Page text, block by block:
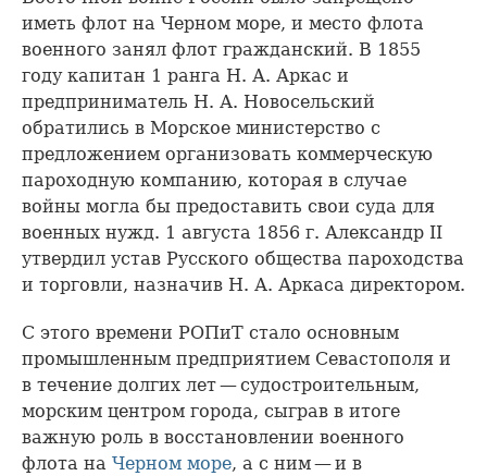
иметь флот на Черном море, и место флота
военного занял флот гражданский. В 1855
году капитан 1 ранга Н. А. Аркас и
предприниматель Н. А. Новосельский
обратились в Морское министерство с
предложением организовать коммерческую
пароходную компанию, которая в случае
войны могла бы предоставить свои суда для
военных нужд. 1 августа 1856 г. Александр II
утвердил устав Русского общества пароходства
и торговли, назначив Н. А. Аркаса директором.
С этого времени РОПиТ стало основным
промышленным предприятием Севастополя и
в течение долгих лет — судостроительным,
морским центром города, сыграв в итоге
важную роль в восстановлении военного
флота на Черном море, а с ним — и в